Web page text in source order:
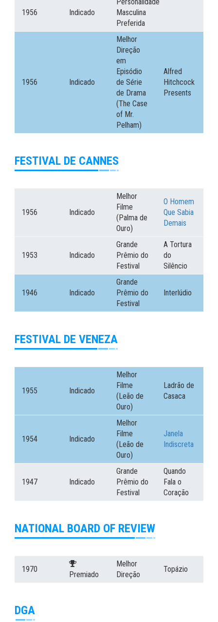
1956 Indicado
Masculina
Preferida
1956 Indicado
Melhor
Direção
em
Episódio
de Série
de Drama
(The Case
of Mr.
Pelham)
Alfred
Hitchcock
Presents
FESTIVAL DE CANNES
1956 Indicado
Melhor
Filme
(Palma de
Ouro)
O Homem
Que Sabia
Demais
1953 Indicado
Grande
Prêmio do
Festival
A Tortura
do
Silêncio
1946 Indicado
Grande
Prêmio do
Festival
Interlúdio
FESTIVAL DE VENEZA
1955 Indicado
Melhor
Filme
(Leão de
Ouro)
Ladrão de
Casaca
1954 Indicado
Melhor
Filme
(Leão de
Ouro)
Janela
Indiscreta
1947 Indicado
Grande
Prêmio do
Festival
Quando
Fala o
Coração
NATIONAL BOARD OF REVIEW
1970
Premiado
Melhor
Direção
Topázio
DGA